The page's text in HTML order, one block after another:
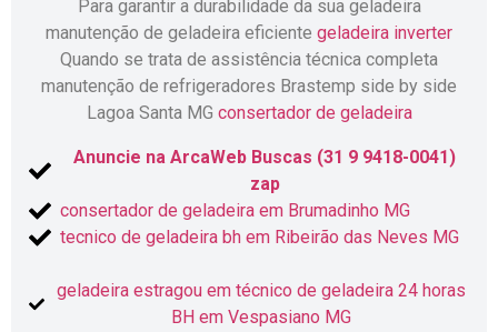
Para garantir a durabilidade da sua geladeira
manutenção de geladeira eficiente geladeira inverter
Quando se trata de assistência técnica completa
manutenção de refrigeradores Brastemp side by side
Lagoa Santa MG consertador de geladeira
Anuncie na ArcaWeb Buscas (31 9 9418-0041)
zap
consertador de geladeira em Brumadinho MG
tecnico de geladeira bh em Ribeirão das Neves MG
geladeira estragou em técnico de geladeira 24 horas
BH em Vespasiano MG